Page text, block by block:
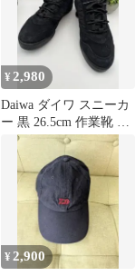
¥2,980
Daiwa ダイワ スニーカ
ー 黒 26.5cm 作業靴 ア
ウトドア
¥ 2,900